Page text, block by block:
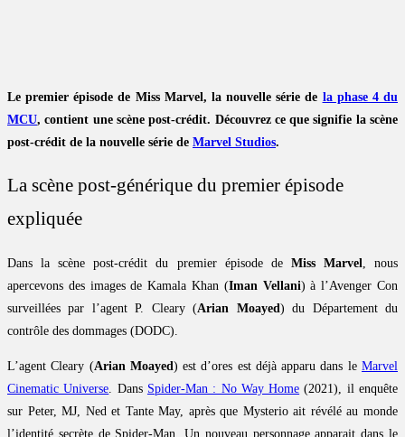
Le premier épisode de Miss Marvel, la nouvelle série de la phase 4 du
MCU, contient une scène post-crédit. Découvrez ce que signifie la scène
post-crédit de la nouvelle série de Marvel Studios.
La scène post-générique du premier épisode
expliquée
Dans la scène post-crédit du premier épisode de Miss Marvel
, nous
apercevons des images de Kamala Khan (Iman Vellani) à l’Avenger Con
surveillées par l’agent P. Cleary (Arian Moayed ) du Département du
contrôle des dommages (DODC).
L’agent Cleary (Arian Moayed ) est d’ores est déjà apparu dans leMarvel
Cinematic Universe . Dans Spider-Man : No Way Home (2021), il enquête
sur Peter, MJ, Ned et Tante May, après que Mysterio ait révélé au monde
l’identité secrète de Spider-Man. Un nouveau personnage apparait dans le